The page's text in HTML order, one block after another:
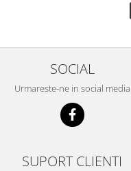
SOCIAL
Urmareste-ne in social media
SUPORT CLIENTI